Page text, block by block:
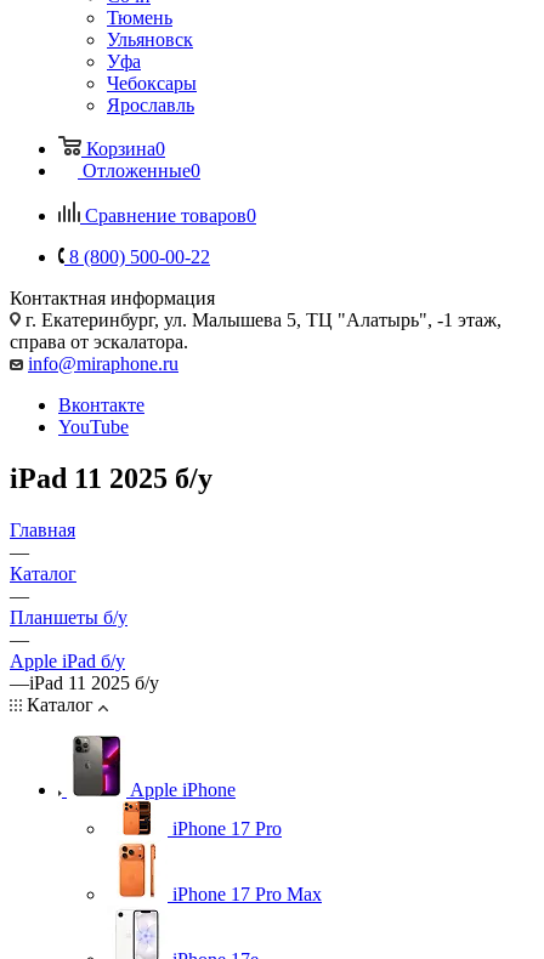
Тюмень
Ульяновск
Уфа
Чебоксары
Ярославль
Корзина0
Отложенные0
Сравнение товаров0
8 (800) 500-00-22
Контактная информация
г. Екатеринбург, ул. Малышева 5, ТЦ "Алатырь", -1 этаж,
справа от эскалатора.
info@miraphone.ru
Вконтакте
YouTube
iPad 11 2025 б/у
Главная
—
Каталог
—
Планшеты б/у
—
Apple iPad б/у
—iPad 11 2025 б/у
Каталог
Apple iPhone
iPhone 17 Pro
iPhone 17 Pro Max